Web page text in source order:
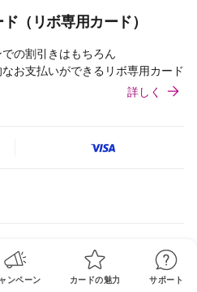
（リボ専用カード）
での割引きはもちろん
お支払いができるリボ専用カード
詳しく
での割引きに加え
ンペーン カードの魅力 サポート